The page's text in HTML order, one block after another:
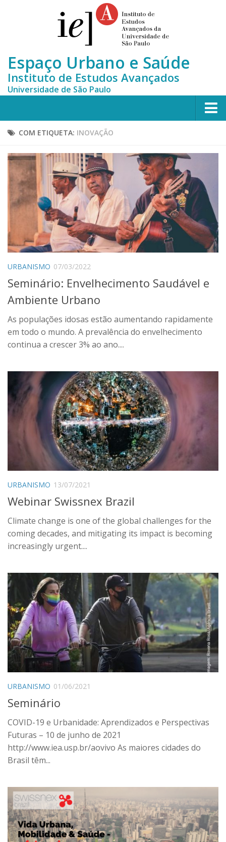
Espaço Urbano e Saúde
Instituto de Estudos Avançados
Universidade de São Paulo
Home
Equipe
MONITORA-CLUSTERS
Publicações científicas
Contato
Idioma:
Português
COM ETIQUETA: INOVAÇÃO
URBANISMO 07/03/2022
Seminário: Envelhecimento Saudável e
Ambiente Urbano
As populações idosas estão aumentando rapidamente
em todo o mundo. A prevalência do envelhecimento
continua a crescer 3% ao ano....
URBANISMO 13/07/2021
Webinar Swissnex Brazil
Climate change is one of the global challenges for the
coming decades, and mitigating its impact is becoming
increasingly urgent....
URBANISMO 01/06/2021
Seminário
COVID-19 e Urbanidade: Aprendizados e Perspectivas
Futuras – 10 de junho de 2021
http://www.iea.usp.br/aovivo As maiores cidades do
Brasil têm...